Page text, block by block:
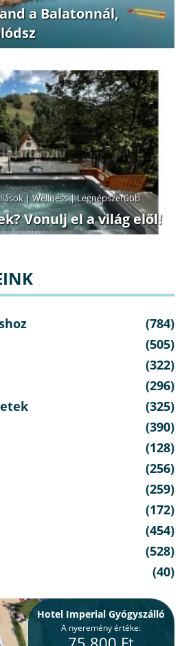
a Balatonnál,
|Wellness|Legnépszerűbb
Vonulj el a világ elől!
(784)
(505)
(322)
(296)
(325)
(390)
(128)
(256)
(259)
(172)
(454)
(528)
(40)
Hotel Imperial Gyógyszálló
A nyeremény értéke: